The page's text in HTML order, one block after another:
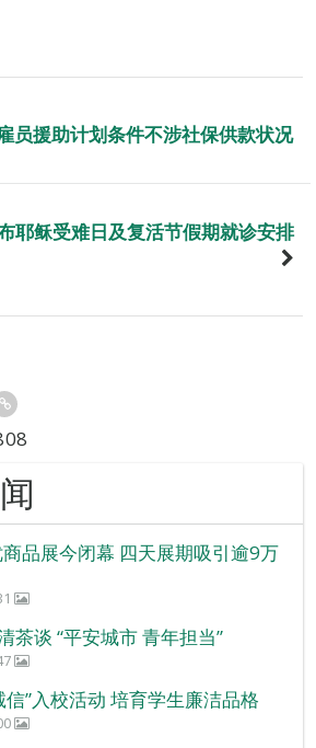
员援助计划条件不涉社保供款状况
耶稣受难日及复活节假期就诊安排
品展今闭幕 四天展期吸引逾9万
茶谈 “平安城市 青年担当”
信”入校活动 培育学生廉洁品格